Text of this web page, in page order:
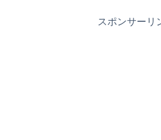
スポンサーリ